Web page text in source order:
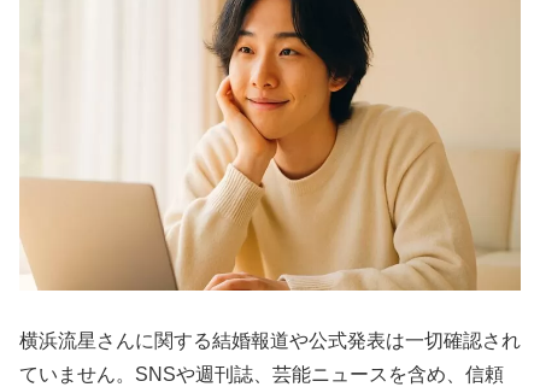
横浜流星さんに関する結婚報道や公式発表は一切確認され
ていません。SNSや週刊誌、芸能ニュースを含め、信頼